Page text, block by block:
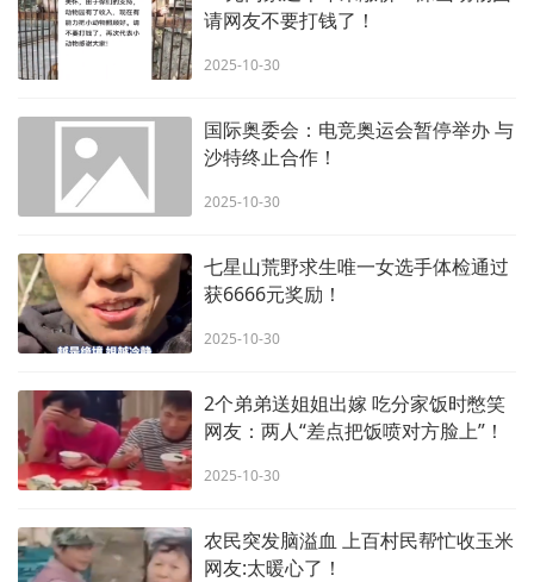
请网友不要打钱了！
2025-10-30
国际奥委会：电竞奥运会暂停举办 与
沙特终止合作！
2025-10-30
七星山荒野求生唯一女选手体检通过
获6666元奖励！
2025-10-30
2个弟弟送姐姐出嫁 吃分家饭时憋笑
网友：两人“差点把饭喷对方脸上”！
2025-10-30
农民突发脑溢血 上百村民帮忙收玉米
网友:太暖心了！